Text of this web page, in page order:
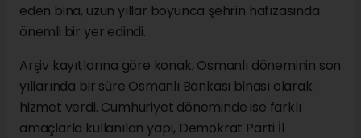
eden bina, uzun yıllar boyunca şehrin hafızasında
önemli bir yer edindi.
Arşiv kayıtlarına göre konak, Osmanlı döneminin son
yıllarında bir süre Osmanlı Bankası binası olarak
hizmet verdi. Cumhuriyet döneminde ise farklı
amaçlarla kullanılan yapı, Demokrat Parti İl